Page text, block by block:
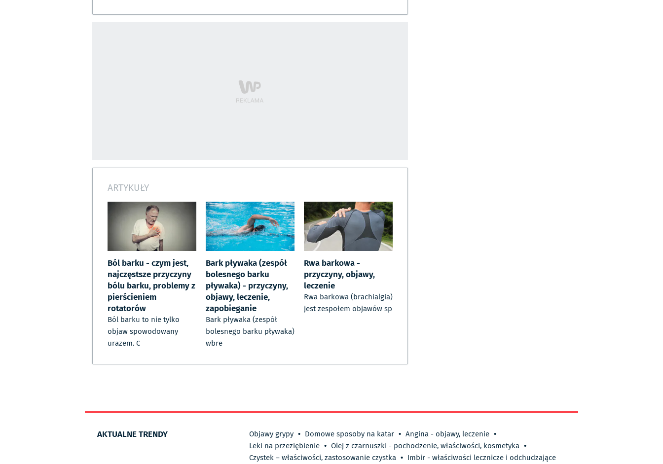
ARTYKUŁY
Ból barku - czym jest,
najczęstsze przyczyny
bólu barku, problemy z
pierścieniem
rotatorów
Ból barku to nie tylko
objaw spowodowany
urazem. C
Bark pływaka (zespół
bolesnego barku
pływaka) - przyczyny,
objawy, leczenie,
zapobieganie
Bark pływaka (zespół
bolesnego barku pływaka)
wbre
Rwa barkowa -
przyczyny, objawy,
leczenie
Rwa barkowa (brachialgia)
jest zespołem objawów sp
AKTUALNE TRENDY Objawy grypy • Domowe sposoby na katar • Angina - objawy, leczenie •
Leki na przeziębienie • Olej z czarnuszki - pochodzenie, właściwości, kosmetyka •
Czystek – właściwości, zastosowanie czystka • Imbir - właściwości lecznicze i odchudzające